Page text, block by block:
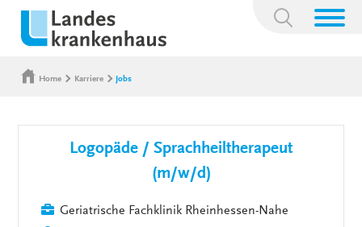
Suchbegriff:
Home Karriere Jobs
Logopäde / Sprachheiltherapeut
(m/w/d)
Geriatrische Fachklinik Rheinhessen-Nahe